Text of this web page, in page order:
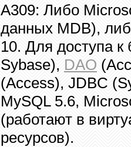
A309: Либо
данных MDB),
10. Для доступа к
Sybase), DAO
(Access), JDBC
MySQL 5.6,
(работают в
ресурсов).